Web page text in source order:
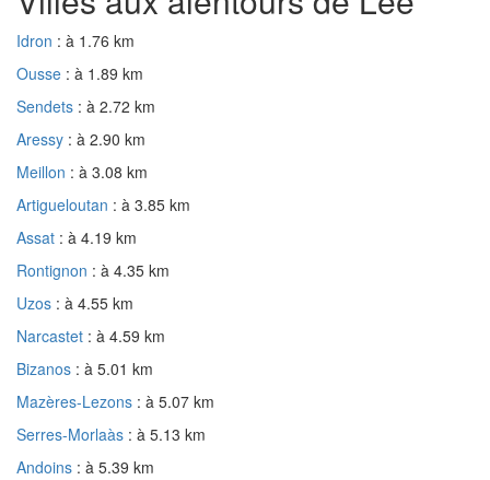
Idron : à 1.76 km
Ousse : à 1.89 km
Sendets : à 2.72 km
Aressy : à 2.90 km
Meillon : à 3.08 km
Artigueloutan : à 3.85 km
Assat : à 4.19 km
Rontignon : à 4.35 km
Uzos : à 4.55 km
Narcastet : à 4.59 km
Bizanos : à 5.01 km
Mazères-Lezons : à 5.07 km
Serres-Morlaàs : à 5.13 km
Andoins : à 5.39 km